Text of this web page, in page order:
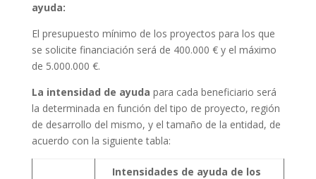
ayuda:
El presupuesto mínimo de los proyectos para los que
se solicite financiación será de 400.000 € y el máximo
de 5.000.000 €.
La intensidad de ayuda para cada beneficiario será
la determinada en función del tipo de proyecto, región
de desarrollo del mismo, y el tamaño de la entidad, de
acuerdo con la siguiente tabla:
Intensidades de ayuda de los